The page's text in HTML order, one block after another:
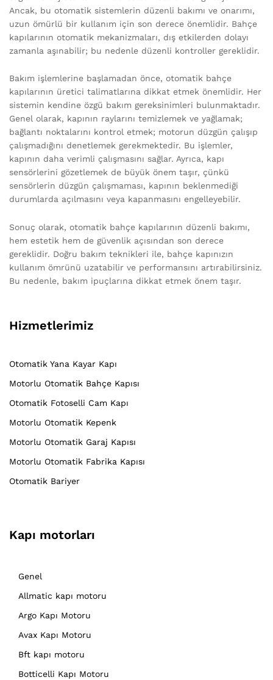
Ancak, bu otomatik sistemlerin düzenli bakımı ve onarımı,
uzun ömürlü bir kullanım için son derece önemlidir. Bahçe
kapılarının otomatik mekanizmaları, dış etkilerden dolayı
zamanla aşınabilir; bu nedenle düzenli kontroller gereklidir.
Bakım işlemlerine başlamadan önce, otomatik bahçe
kapılarının üretici talimatlarına dikkat etmek önemlidir. Her
sistemin kendine özgü bakım gereksinimleri bulunmaktadır.
Genel olarak, kapının raylarını temizlemek ve yağlamak;
bağlantı noktalarını kontrol etmek; motorun düzgün çalışıp
çalışmadığını denetlemek gerekmektedir. Bu işlemler,
kapının daha verimli çalışmasını sağlar. Ayrıca, kapı
sensörlerini gözetlemek de büyük önem taşır, çünkü
sensörlerin düzgün çalışmaması, kapının beklenmediği
durumlarda açılmasını veya kapanmasını engelleyebilir.
Sonuç olarak, otomatik bahçe kapılarının düzenli bakımı,
hem estetik hem de güvenlik açısından son derece
gereklidir. Doğru bakım teknikleri ile, bahçe kapınızın
kullanım ömrünü uzatabilir ve performansını artırabilirsiniz.
Bu nedenle, bakım ipuçlarına dikkat etmek önem taşır.
Hizmetlerimiz
Otomatik Yana Kayar Kapı
Motorlu Otomatik Bahçe Kapısı
Otomatik Fotoselli Cam Kapı
Motorlu Otomatik Kepenk
Motorlu Otomatik Garaj Kapısı
Motorlu Otomatik Fabrika Kapısı
Otomatik Bariyer
Kapı motorları
Genel
Allmatic kapı motoru
Argo Kapı Motoru
Avax Kapı Motoru
Bft kapı motoru
Botticelli Kapı Motoru